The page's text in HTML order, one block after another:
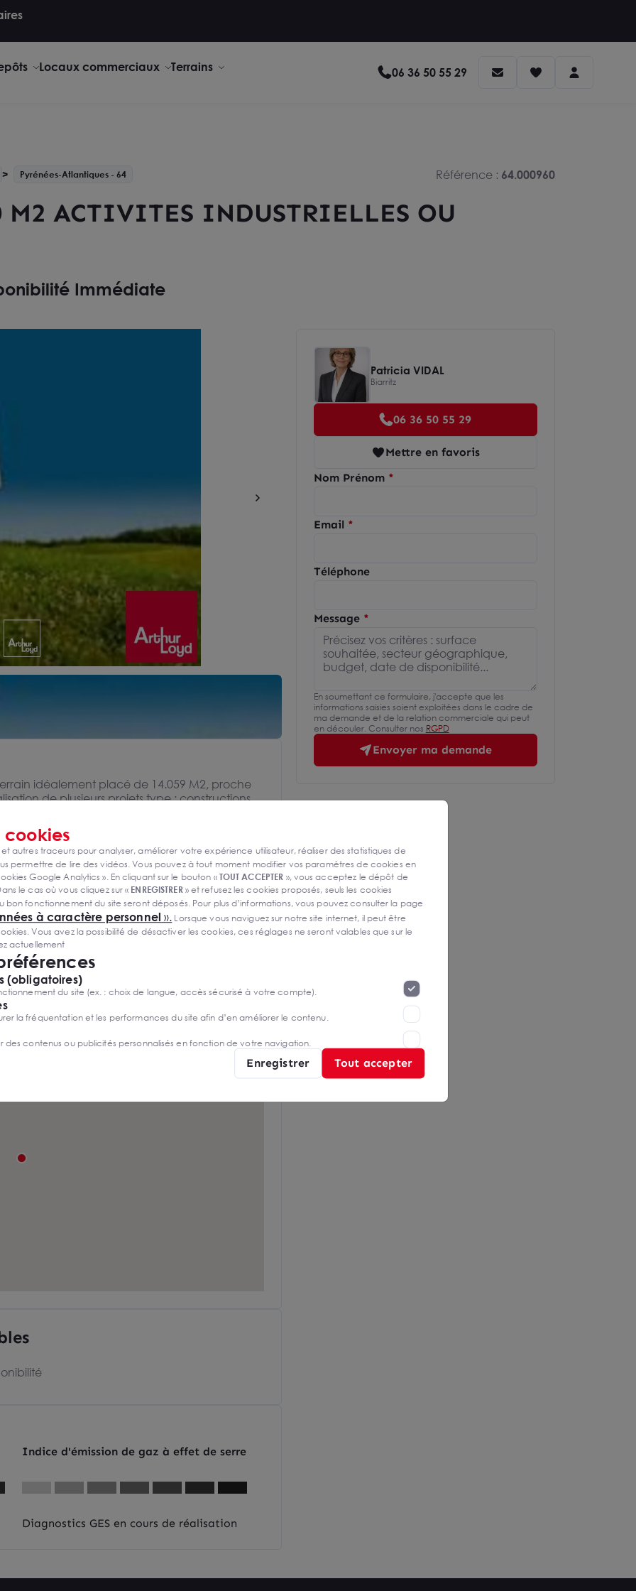
Locaux commerciaux Terrains 06 36 50 55 29
Pyrénées-Atlantiques - 64 Référence : 64.000960
M2 ACTIVITES INDUSTRIELLES OU
Immédiate
idéalement placé de 14.059 M2, proche
de plusieurs projets type : constructions,
aux activités industrielles, artisanales,
Indice d'émission de gaz à effet de serre
Diagnostics GES en cours de réalisation
Patricia VIDAL
Biarritz
06 36 50 55 29
Mettre en favoris
Nom Prénom
Email
Téléphone
Message
En soumettant ce formulaire, j'accepte que les
informations saisies soient exploitées dans le cadre de
ma demande et de la relation commerciale qui peut
en découler. Consulter nos RGPD
Envoyer ma demande
cookies
et autres traceurs pour analyser, améliorer votre expérience utilisateur, réaliser des statistiques de
permettre de lire des vidéos. Vous pouvez à tout moment modifier vos paramètres de cookies en
Google Analytics ». En cliquant sur le bouton «TOUT ACCEPTER », vous acceptez le dépôt de
le cas où vous cliquez sur « ENREGISTRER» et refusez les cookies proposés, seuls les cookies
bon fonctionnement du site seront déposés. Pour plus d’informations, vous pouvez consulter la page
à caractère personnel ». Lorsque vous naviguez sur notre site internet, il peut être
Vous avez la possibilité de désactiver les cookies, ces réglages ne seront valables que sur le
actuellement
(obligatoires)
du site (ex. : choix de langue, accès sécurisé à votre compte).
la fréquentation et les performances du site afin d’en améliorer le contenu.
des contenus ou publicités personnalisés en fonction de votre navigation.
Enregistrer Tout accepter